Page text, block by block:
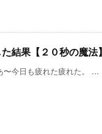
結果【２０秒の魔法】
〜今日も疲れた疲れた。 ...